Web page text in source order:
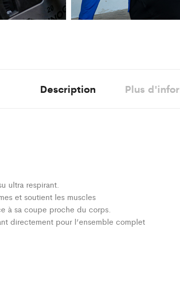
Description Plus
ultra respirant.
et soutient les muscles
à sa coupe proche du corps.
directement pour l’ensemble complet